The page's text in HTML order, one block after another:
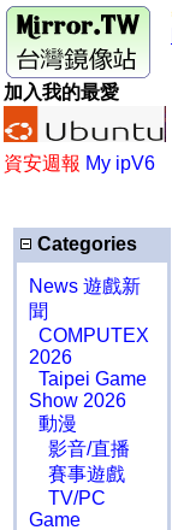
加入我的最愛
資安週報 My ipV6
Categories
News 遊戲新
聞
COMPUTEX
2026
Taipei Game
Show 2026
動漫
影音/直播
賽事遊戲
TV/PC
Game